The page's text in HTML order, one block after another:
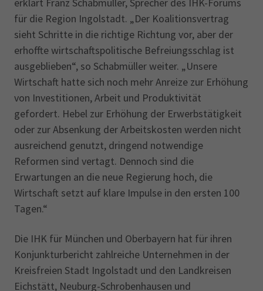
für die Region Ingolstadt. „Der Koalitionsvertrag
sieht Schritte in die richtige Richtung vor, aber der
erhoffte wirtschaftspolitische Befreiungsschlag ist
ausgeblieben“, so Schabmüller weiter. „Unsere
Wirtschaft hatte sich noch mehr Anreize zur Erhöhung
von Investitionen, Arbeit und Produktivität
gefordert. Hebel zur Erhöhung der Erwerbstätigkeit
oder zur Absenkung der Arbeitskosten werden nicht
ausreichend genutzt, dringend notwendige
Reformen sind vertagt. Dennoch sind die
Erwartungen an die neue Regierung hoch, die
Wirtschaft setzt auf klare Impulse in den ersten 100
Tagen.“
Die IHK für München und Oberbayern hat für ihren
Konjunkturbericht zahlreiche Unternehmen in der
Kreisfreien Stadt Ingolstadt und den Landkreisen
Eichstätt, Neuburg-Schrobenhausen und